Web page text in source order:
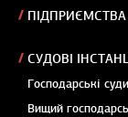
ПІДПРИЄМСТВА
СУДОВІ
Господарські суди
Вищий